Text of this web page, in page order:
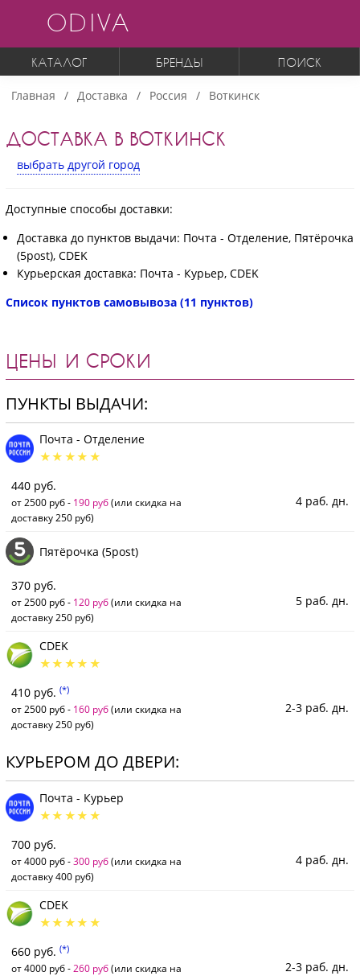
ODIVA
КАТАЛОГ БРЕНДЫ ПОИСК
Главная Доставка Россия Воткинск
ДОСТАВКА В ВОТКИНСК
выбрать другой город
Доступные способы доставки:
Доставка до пунктов выдачи: Почта - Отделение, Пятёрочка
(5post), CDEK
Курьерская доставка: Почта - Курьер, CDEK
Список пунктов самовывоза (11 пунктов)
ЦЕНЫ И СРОКИ
ПУНКТЫ ВЫДАЧИ:
Почта - Отделение
440 руб.
от 2500 руб - 190 руб(или скидка на
доставку 250 руб)
4 раб. дн.
Пятёрочка (5post)
370 руб.
от 2500 руб - 120 руб(или скидка на
доставку 250 руб)
5 раб. дн.
CDEK
410 руб. (*)
от 2500 руб - 160 руб(или скидка на
доставку 250 руб)
2-3 раб. дн.
КУРЬЕРОМ ДО ДВЕРИ:
Почта - Курьер
700 руб.
от 4000 руб -300 руб(или скидка на
доставку 400 руб)
4 раб. дн.
CDEK
660 руб. (*)
от 4000 руб - 260 руб(или скидка на
2-3 раб. дн.